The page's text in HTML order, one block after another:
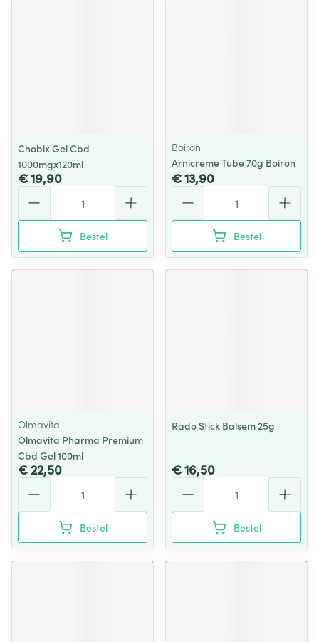
Chobix Gel Cbd
1000mgx120ml
€ 19,90
Bestel
Boiron
Arnicreme Tube 70g Boiron
€ 13,90
Bestel
Olmavita
Olmavita Pharma Premium
Cbd Gel 100ml
€ 22,50
Bestel
Rado Stick Balsem 25g
€ 16,50
Bestel